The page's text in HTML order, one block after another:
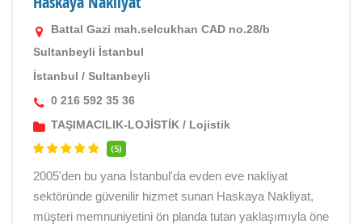
Battal Gazi mah.selcukhan CAD no.28/b
Sultanbeyli İstanbul
İstanbul / Sultanbeyli
0 216 592 35 36
TAŞIMACILIK-LOJİSTİK / Lojistik
(5)
2005'den bu yana İstanbul'da evden eve nakliyat
sektöründe güvenilir hizmet sunan Haskaya Nakliyat,
müşteri memnuniyetini ön planda tutan yaklaşımıyla öne